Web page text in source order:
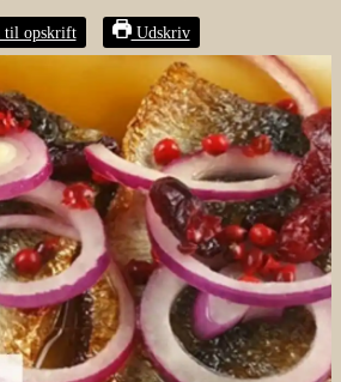
til opskrift Udskriv